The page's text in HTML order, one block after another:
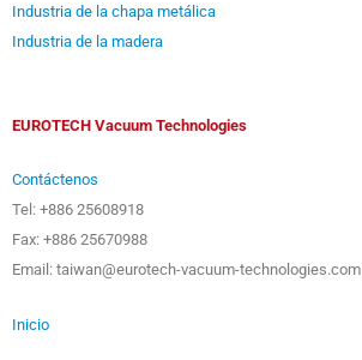
Industria de la chapa metálica
Industria de la madera
EUROTECH Vacuum Technologies
Contáctenos
Tel: +886 25608918
Fax: +886 25670988
Email: taiwan@eurotech-vacuum-technologies.com
Inicio